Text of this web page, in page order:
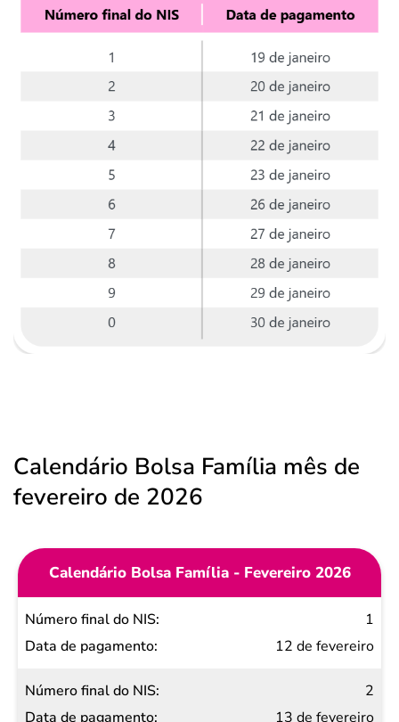
Calendário Bolsa Família mês de
fevereiro de 2026
Calendário Bolsa Família - Fevereiro 2026
Número
final do
Data de
1
12 de fevereiro
2
13 de fevereiro